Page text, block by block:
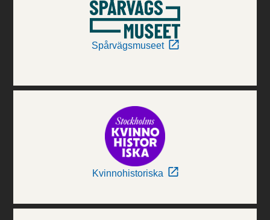
Spårvägsmuseet
Kvinnohistoriska